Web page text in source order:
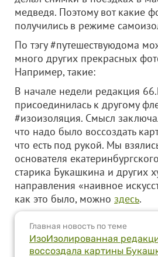
медведя. Поэтому вот какие
получились в режиме
По тэгу #путешествуюдома
много других прекрасных
Например, такие:
В начале недели редакция
присоединилась к другому
#изоизоляция. Смысл
что надо было воссоздать
что есть под рукой. Мы
основателя
старика Букашкина и других
направления «наивное
как это было, можно здесь.
Главная новость по теме
ИзоИзолированная
воссоздала картины